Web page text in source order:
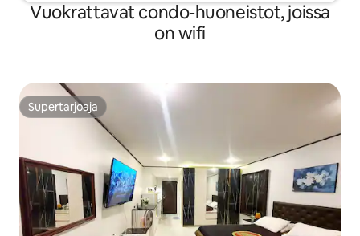
Vuokrattavat condo-huoneistot, joissa
on wifi
Supertarjoaja
Supertarjoaja